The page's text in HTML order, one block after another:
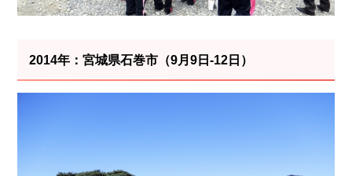
2014年：宮城県石巻市（9月9日-12日）